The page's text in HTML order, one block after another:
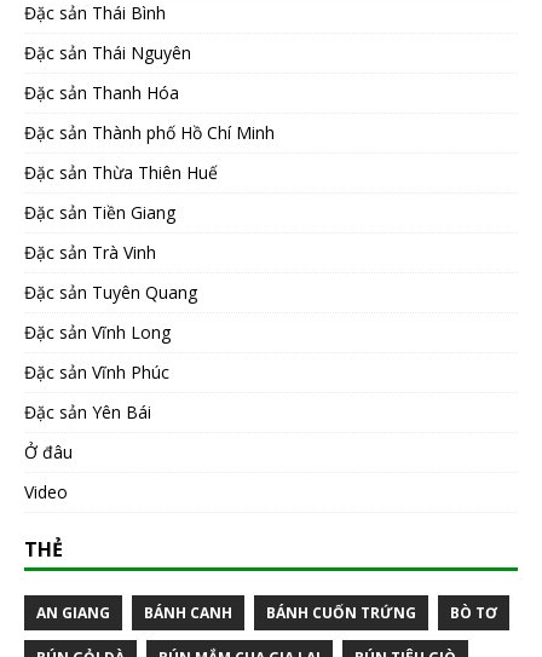
Đặc sản Thái Bình
Đặc sản Thái Nguyên
Đặc sản Thanh Hóa
Đặc sản Thành phố Hồ Chí Minh
Đặc sản Thừa Thiên Huế
Đặc sản Tiền Giang
Đặc sản Trà Vinh
Đặc sản Tuyên Quang
Đặc sản Vĩnh Long
Đặc sản Vĩnh Phúc
Đặc sản Yên Bái
Ở đâu
Video
THẺ
AN GIANG BÁNH CANH BÁNH CUỐN TRỨNG BÒ TƠ